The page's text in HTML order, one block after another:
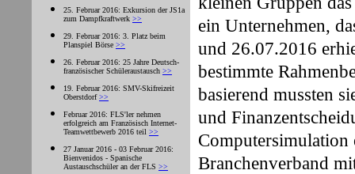
25. Februar 2016: Exkursion der JS1a
zum Dampfkraftwerk >>
29. Februar 2016: 3. Platz beim
Planspiel Börse >>
26. Februar 2016: 25 Jahre Deutsch-
französischer Schüleraustausch >>
19. Februar 2016: SMV-Skifreizeit
Oberstdorf>>
Februar 2016: FLS'ler nehmen
erfolgreich am Französisch Internet-
Teamwettbewerb 2016 teil >>
27 Januar 2016 - 03 Februar 2016:
Bienvenidos - Spanische
Austauschschüler an der FLS >>
ein Unternehmen,
und 26.07.2016
bestimmte
basierend mussten
und
Computersimulation
Branchenverband